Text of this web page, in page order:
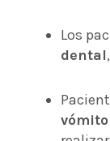
Los
dental
vómito